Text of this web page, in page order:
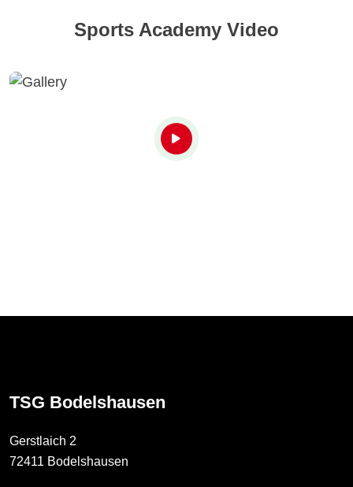
Sports Academy Video
TSG Bodelshausen
Gerstlaich 2
72411 Bodelshausen